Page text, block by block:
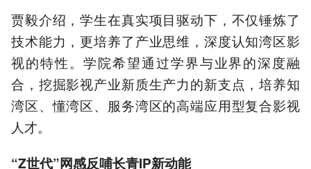
贾毅介绍，学生在真实项目驱动下，不仅锤炼了
技术能力，更培养了产业思维，深度认知湾区影
视的特性。学院希望通过学界与业界的深度融
合，挖掘影视产业新质生产力的新支点，培养知
湾区、懂湾区、服务湾区的高端应用型复合影视
人才。
“Z世代”网感反哺长青IP新动能